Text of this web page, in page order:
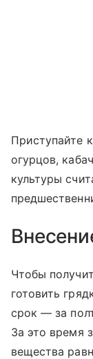
Приступайте
огурцов,
культуры
Чтобы
готовить
срок — за
За это время
вещества